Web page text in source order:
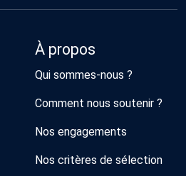
À propos
Qui sommes-nous ?
Comment nous soutenir ?
Nos engagements
Nos critères de sélection